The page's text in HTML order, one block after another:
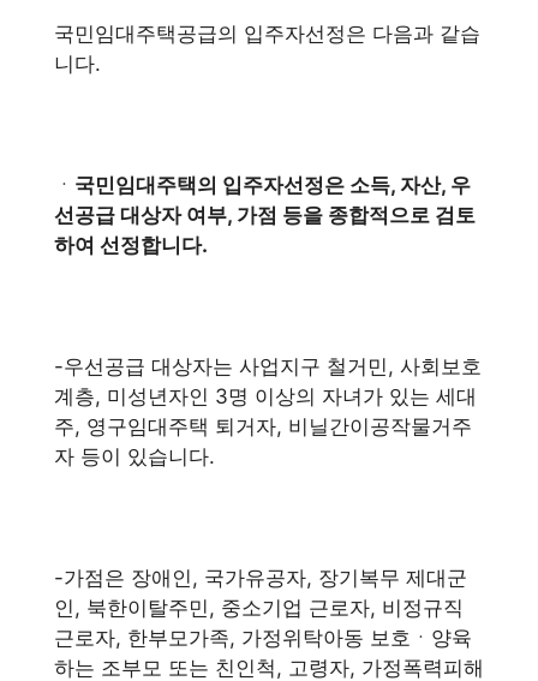
국민임대주택공급의 입주자선정은 다음과 같습
니다.
ㆍ 국민임대주택의 입주자선정은 소득, 자산, 우
선공급 대상자 여부, 가점 등을 종합적으로 검토
하여 선정합니다.
-우선공급 대상자는 사업지구 철거민, 사회보호
계층, 미성년자인 3명 이상의 자녀가 있는 세대
주, 영구임대주택 퇴거자, 비닐간이공작물거주
자 등이 있습니다.
-가점은 장애인, 국가유공자, 장기복무 제대군
인, 북한이탈주민, 중소기업 근로자, 비정규직
근로자, 한부모가족, 가정위탁아동 보호ㆍ양육
하는 조부모 또는 친인척, 고령자, 가정폭력피해